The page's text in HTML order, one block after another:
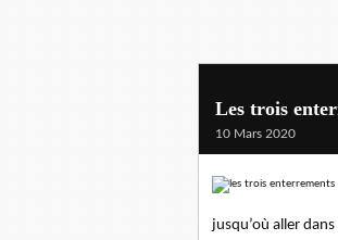
Les trois
10 Mars 2020
jusqu’où aller